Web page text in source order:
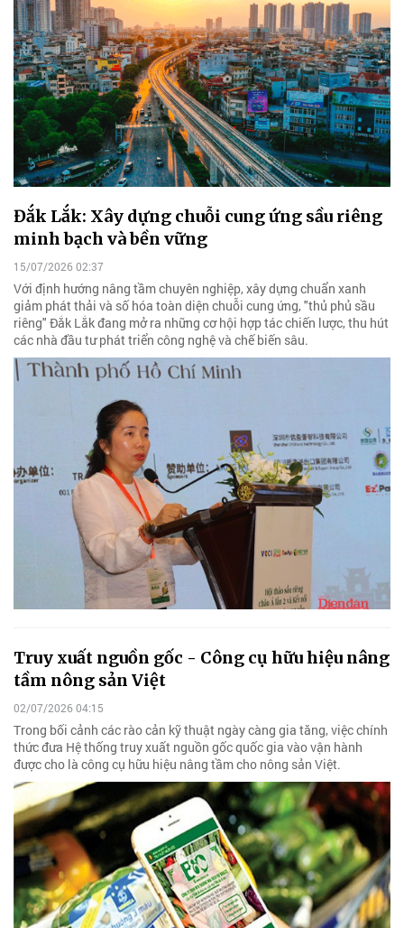
Đắk Lắk: Xây dựng chuỗi cung ứng sầu riêng
minh bạch và bền vững
15/07/2026 02:37
Với định hướng nâng tầm chuyên nghiệp, xây dựng chuẩn xanh
giảm phát thải và số hóa toàn diện chuỗi cung ứng, "thủ phủ sầu
riêng" Đắk Lắk đang mở ra những cơ hội hợp tác chiến lược, thu hút
các nhà đầu tư phát triển công nghệ và chế biến sâu.
Truy xuất nguồn gốc - Công cụ hữu hiệu nâng
tầm nông sản Việt
02/07/2026 04:15
Trong bối cảnh các rào cản kỹ thuật ngày càng gia tăng, việc chính
thức đưa Hệ thống truy xuất nguồn gốc quốc gia vào vận hành
được cho là công cụ hữu hiệu nâng tầm cho nông sản Việt.